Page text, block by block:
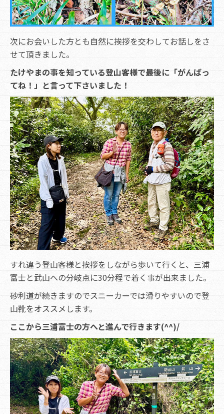
次にお会いした方とも自然に挨拶を交わしてお話しをさ
せて頂きました。
たけやまの事を知っている登山客様で最後に「がんばっ
てね！」と言って下さいました！
すれ違う登山客様と挨拶をしながら歩いて行くと、三浦
富士と武山への分岐点に30分程で着く事が出来ました。
砂利道が続きますのでスニーカーでは滑りやすいので登
山靴をオススメします。
ここから三浦富士の方へと進んで行きます(^^)/